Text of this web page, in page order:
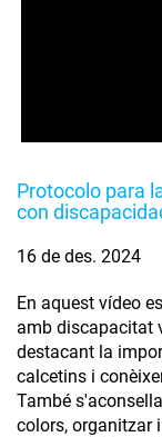
Protocolo para
con
16 de des. 2024
En aquest vídeo
amb discapacitat
destacant la
calcetins i
També
colors, organitzar